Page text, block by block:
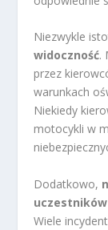
Niezwykle
widoczność.
przez
warunkach
Niekiedy
motocykli w
Dodatkowo,
Wiele